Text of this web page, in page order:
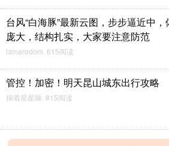
台风“白海豚”最新云图，步步逼近中，
庞大，结构扎实，大家要注意防范
lamarodom 615阅读
管控！加密！明天昆山城东出行攻略
揣着星星睡 815阅读